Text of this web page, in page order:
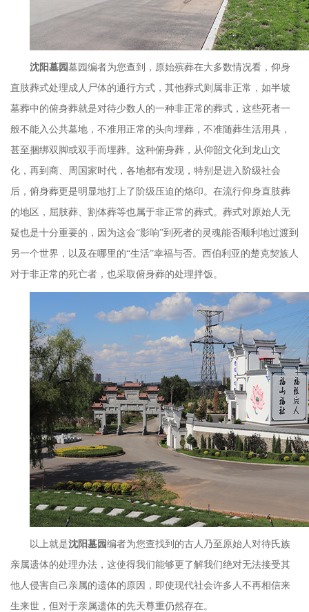
沈阳墓园墓园编者为您查到，原始殡葬在大多数情况看，仰身
直肢葬式处理成人尸体的通行方式，其他葬式则属非正常，如半坡
墓葬中的俯身葬就是对待少数人的一种非正常的葬式，这些死者一
般不能入公共墓地，不准用正常的头向埋葬，不准随葬生活用具，
甚至捆绑双脚或双手而埋葬。这种俯身葬，从仰韶文化到龙山文
化，再到商、周国家时代，各地都有发现，特别是进入阶级社会
后，俯身葬更是明显地打上了阶级压迫的烙印。在流行仰身直肢葬
的地区，屈肢葬、割体葬等也属于非正常的葬式。葬式对原始人无
疑也是十分重要的，因为这会“影响”到死者的灵魂能否顺利地过渡到
另一个世界，以及在哪里的“生活”幸福与否。西伯利亚的楚克契族人
对于非正常的死亡者，也采取俯身葬的处理拌饭。
以上就是沈阳墓园编者为您查找到的古人乃至原始人对待氏族
亲属遗体的处理办法，这使得我们能够更了解我们绝对无法接受其
他人侵害自己亲属的遗体的原因，即使现代社会许多人不再相信来
生来世，但对于亲属遗体的先天尊重仍然存在。